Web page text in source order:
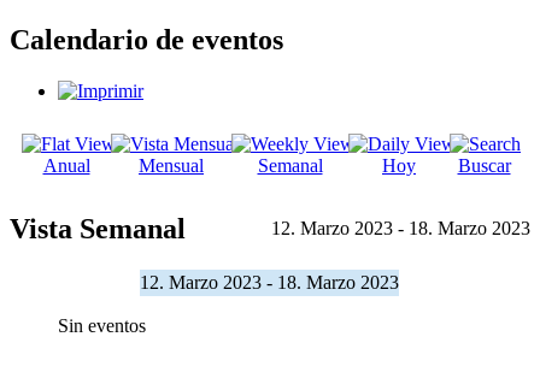
Calendario de eventos
Anual Mensual Semanal Hoy Buscar
Vista Semanal 12. Marzo 2023 - 18. Marzo 2023
12. Marzo 2023 - 18. Marzo 2023
Sin eventos